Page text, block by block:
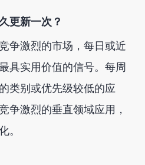
更新一次？
争激烈的市场，每日或近
具实用价值的信号。每周
类别或优先级较低的应
争激烈的垂直领域应用，
。